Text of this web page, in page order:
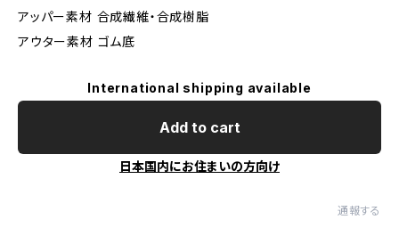
アッパー素材 合成繊維・合成樹脂
アウター素材 ゴム底
International shipping available
Add to cart
日本国内にお住まいの方向け
通報する